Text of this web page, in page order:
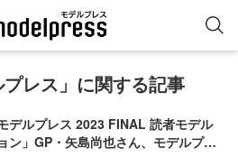
プレス」に関する記事
デルプレス 2023 FINAL 読者モデル
ン」GP・矢島尚也さん、モデルプレ